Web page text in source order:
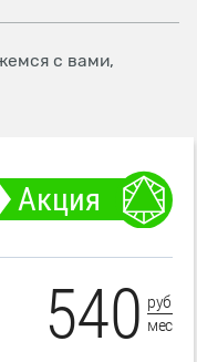
с вами,
Акция
540 руб
мес